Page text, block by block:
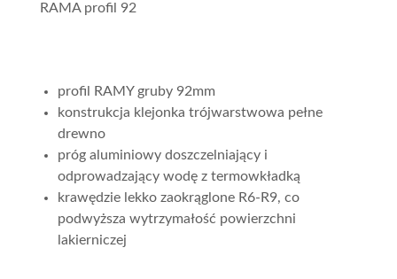
RAMA profil 92
profil RAMY gruby 92mm
konstrukcja klejonka trójwarstwowa pełne
drewno
próg aluminiowy doszczelniający i
odprowadzający wodę z termowkładką
krawędzie lekko zaokrąglone R6-R9, co
podwyższa wytrzymałość powierzchni
lakierniczej